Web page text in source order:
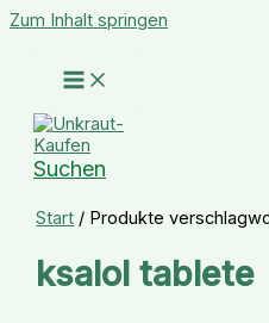
Zum Inhalt springen
Suchen
Start / Produkte
ksalol tablete